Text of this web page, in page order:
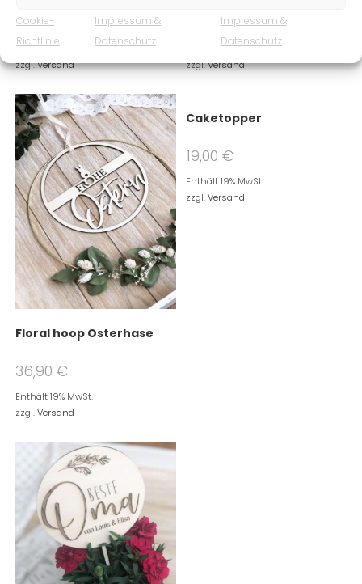
Cookie-
Richtlinie
Impressum &
Datenschutz
Impressum &
Datenschutz
33,00€
Enthält 19% MwSt.
zzgl.Versand
€
Enthält 19% MwSt.
zzgl.Versand
Floral hoop Osterhase
36,90 €
Enthält 19% MwSt.
zzgl.Versand
Caketopper
19,00€
Enthält 19% MwSt.
zzgl.Versand